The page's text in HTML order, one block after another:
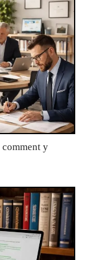
comment y